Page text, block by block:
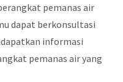
pemanas air
dapat berkonsultasi
informasi
pemanas air yang